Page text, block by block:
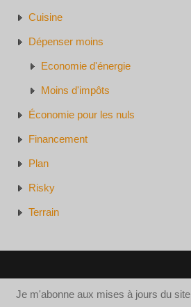
Cuisine
Dépenser moins
Economie d'énergie
Moins d'impôts
Économie pour les nuls
Financement
Plan
Risky
Terrain
Je m'abonne aux mises à jours du site